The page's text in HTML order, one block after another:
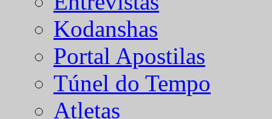
Kodanshas
Portal Apostilas
Túnel do Tempo
Atletas